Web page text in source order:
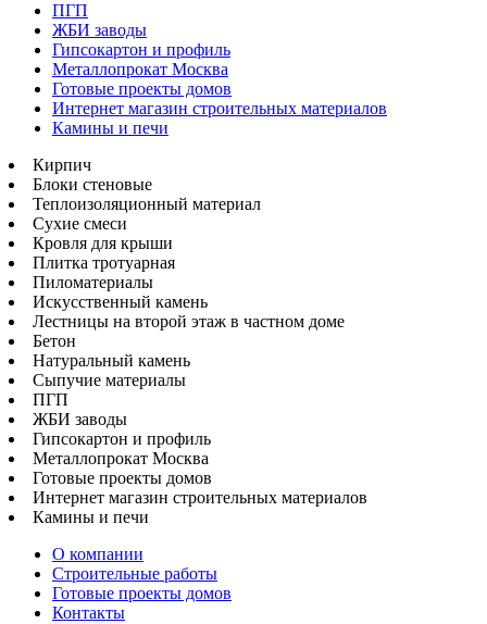
ПГП
ЖБИ заводы
Гипсокартон и профиль
Металлопрокат Москва
Готовые проекты домов
Интернет магазин строительных материалов
Камины и печи
Кирпич
Блоки стеновые
Теплоизоляционный материал
Сухие смеси
Кровля для крыши
Плитка тротуарная
Пиломатериалы
Искусственный камень
Лестницы на второй этаж в частном доме
Бетон
Натуральный камень
Сыпучие материалы
ПГП
ЖБИ заводы
Гипсокартон и профиль
Металлопрокат Москва
Готовые проекты домов
Интернет магазин строительных материалов
Камины и печи
О компании
Строительные работы
Готовые проекты домов
Контакты